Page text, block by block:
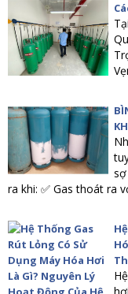
ra khi: ✅ Gas thoát ra